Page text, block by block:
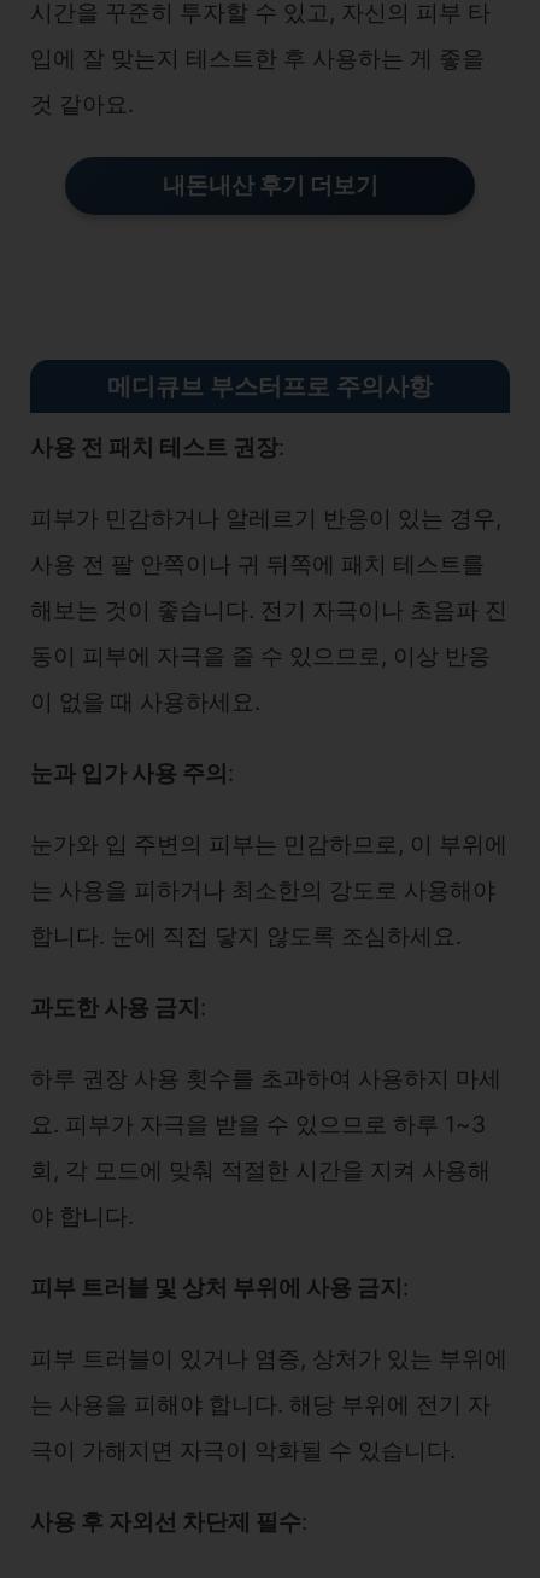
시간을 꾸준히 투자할 수 있고, 자신의 피부 타
입에 잘 맞는지 테스트한 후 사용하는 게 좋을
것 같아요.
내돈내산 후기 더보기
메디큐브 부스터프로 주의사항
사용 전 패치 테스트 권장:
피부가 민감하거나 알레르기 반응이 있는 경우,
사용 전 팔 안쪽이나 귀 뒤쪽에 패치 테스트를
해보는 것이 좋습니다. 전기 자극이나 초음파 진
동이 피부에 자극을 줄 수 있으므로, 이상 반응
이 없을 때 사용하세요.
눈과 입가 사용 주의 :
눈가와 입 주변의 피부는 민감하므로, 이 부위에
는 사용을 피하거나 최소한의 강도로 사용해야
합니다. 눈에 직접 닿지 않도록 조심하세요.
과도한 사용 금지 :
하루 권장 사용 횟수를 초과하여 사용하지 마세
요. 피부가 자극을 받을 수 있으므로 하루 1~3
회, 각 모드에 맞춰 적절한 시간을 지켜 사용해
야 합니다.
피부 트러블 및 상처 부위에 사용 금지 :
피부 트러블이 있거나 염증, 상처가 있는 부위에
는 사용을 피해야 합니다. 해당 부위에 전기 자
극이 가해지면 자극이 악화될 수 있습니다.
사용 후 자외선 차단제 필수: